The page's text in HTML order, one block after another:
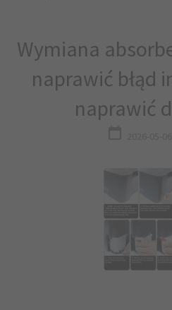
Wymiana
naprawić błąd
naprawić